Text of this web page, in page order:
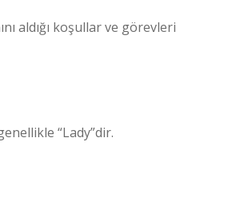
aldığı koşullar ve görevleri
“Lady”dir.